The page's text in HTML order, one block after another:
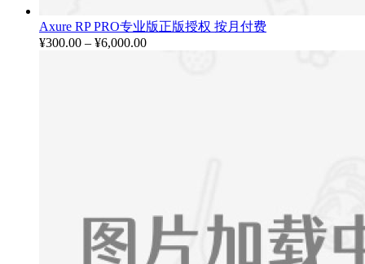
Axure RP PRO专业版正版授权 按月付费
¥300.00 – ¥6,000.00价